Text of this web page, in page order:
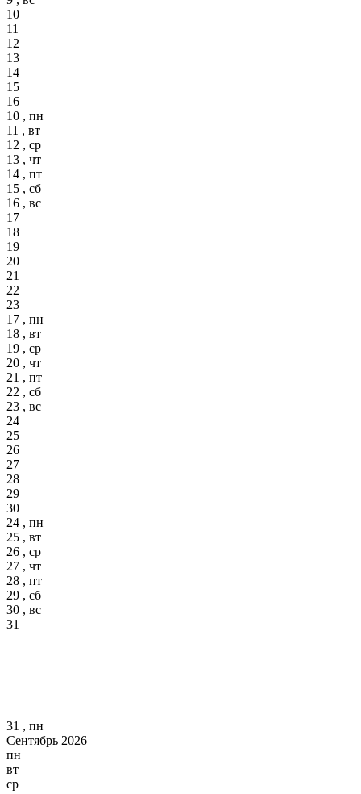
10
11
12
13
14
15
16
10 , пн
11 , вт
12 , ср
13 , чт
14 , пт
15 , сб
16 , вс
17
18
19
20
21
22
23
17 , пн
18 , вт
19 , ср
20 , чт
21 , пт
22 , сб
23 , вс
24
25
26
27
28
29
30
24 , пн
25 , вт
26 , ср
27 , чт
28 , пт
29 , сб
30 , вс
31
31 , пн
Сентябрь 2026
пн
вт
ср